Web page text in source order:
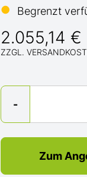
●
Begrenzt
2.055,14 €
ZZGL.
-
Menge
Zum